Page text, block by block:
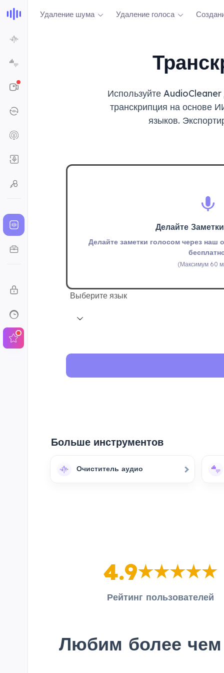
Удаление шума Удаление голоса
Используйте
транскрипция на основе
языков.
Делайте
Делайте заметки голосом через наш
(Максимум 60
Выберите язык
Больше инструментов
Очиститель аудио
4.9
Рейтинг пользователей
Любим более чем